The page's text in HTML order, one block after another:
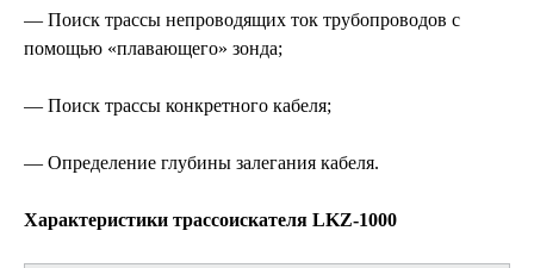
— Поиск трассы непроводящих ток трубопроводов с
помощью «плавающего» зонда;
— Поиск трассы конкретного кабеля;
— Определение глубины залегания кабеля.
Характеристики трассоискателя LKZ-1000